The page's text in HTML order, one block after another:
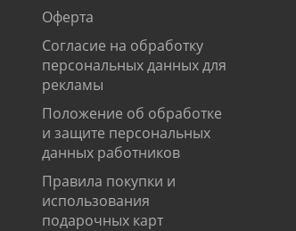
Оферта
Согласие на обработку
персональных данных для
рекламы
Положение об обработке
и защите персональных
данных работников
Правила покупки и
использования
подарочных карт